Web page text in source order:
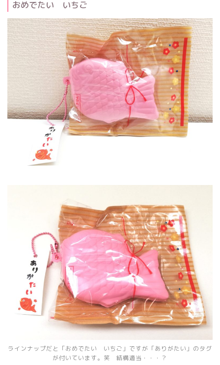
おめでたい いちご
ラインナップだと「おめでたい いちご」ですが「ありがたい」のタグ
が付いています。笑 結構適当・・・？